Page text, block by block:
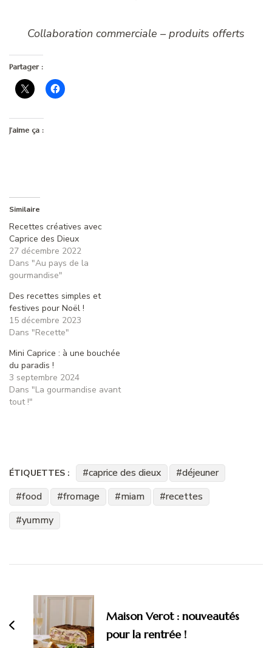
Collaboration commerciale – produits offerts
Partager :
J’aime ça :
Similaire
Recettes créatives avec
Caprice des Dieux
27 décembre 2022
Dans "Au pays de la
gourmandise"
Des recettes simples et
festives pour Noël !
15 décembre 2023
Dans "Recette"
Mini Caprice : à une bouchée
du paradis !
3 septembre 2024
Dans "La gourmandise avant
tout !"
ÉTIQUETTES : caprice des dieux
déjeuner
food
fromage miam
recettes
yummy
d'article
Maison Verot : nouveautés
pour la rentrée !